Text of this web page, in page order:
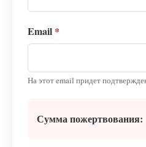
Email *
На этот email придет
Сумма пожертвования: